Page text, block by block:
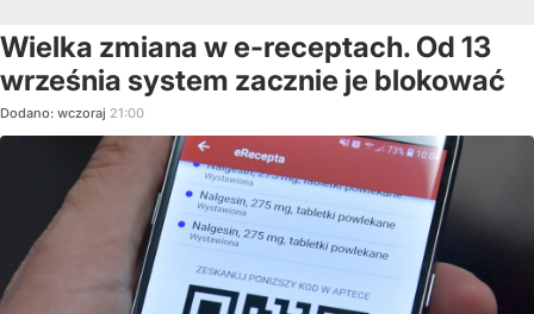
Wielka zmiana w e-receptach. Od 13
września system zacznie je blokować
Dodano: wczoraj 21:00